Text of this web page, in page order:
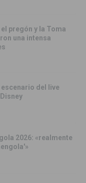
pregón y la Toma
una intensa
del live
2026: «realmente